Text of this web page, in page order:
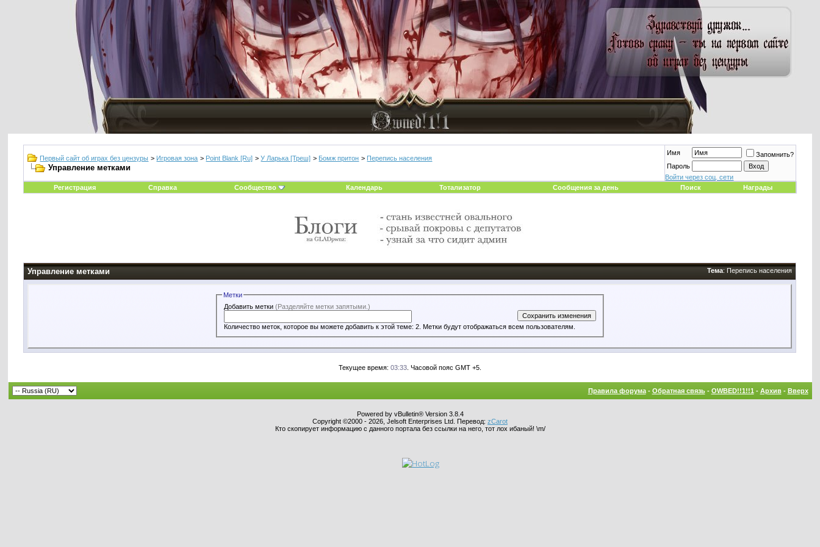
Первый сайт об играх без цензуры > Игровая зона > Point Blank [Ru] >У Ларька [Треш] > Бомж притон > Перепись населения
Управление метками
Имя
Запомнить?
Пароль
Войти через соц. сети
Регистрация
Справка Сообщество Календарь Тотализатор Сообщения за день Поиск Награды
Тема: Перепись населения
Управление метками
Метки
Добавить метки(Разделяйте метки запятыми.)
Количество меток, которое вы можете добавить к этой теме: 2. Метки будут отображаться всем пользователям.
Текущее время: 03:33. Часовой пояс GMT +5.
Правила форума- Обратная связь- OWBED!!1!!1 - Архив- Вверх
Powered by vBulletin® Version 3.8.4
Copyright ©2000 - 2026, Jelsoft Enterprises Ltd. Перевод: zCarot
Кто скопирует информацию с данного портала без ссылки на него, тот лох ибаный! \m/